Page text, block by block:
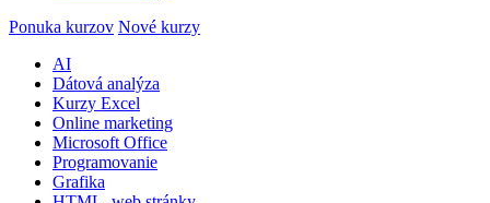
Ponuka kurzov Nové kurzy
AI
Dátová analýza
Kurzy Excel
Online marketing
Microsoft Office
Programovanie
Grafika